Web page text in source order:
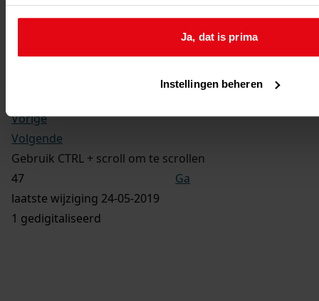
Ja, dat is prima
Instellingen beheren
177.
Dit bestand is nog niet gecontroleerd op volledigheid
Vorige
Volgende
Gebruik CTRL + scroll om te scrollen
Ga
laatste wijziging 24-05-2019
1 gedigitaliseerd